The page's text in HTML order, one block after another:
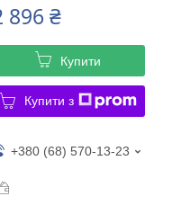
896 ₴
Купити
Купити з
+380 (68) 570-13-23